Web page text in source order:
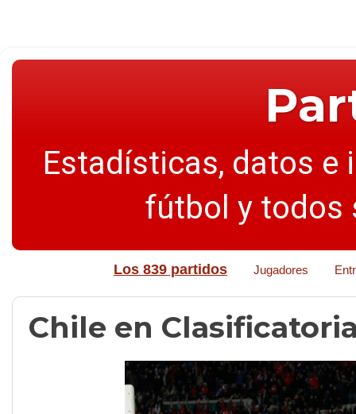
Estadísticas, datos e
fútbol y todos
Los 839 partidos Jugadores
Chile en